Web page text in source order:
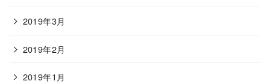
2019年3月
2019年2月
2019年1月